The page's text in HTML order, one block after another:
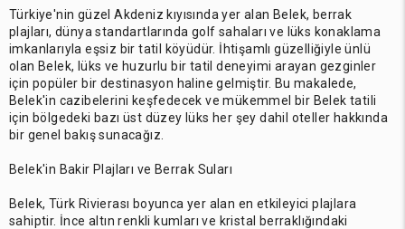
Türkiye'nin güzel Akdeniz kıyısında yer alan Belek, berrak
plajları, dünya standartlarında golf sahaları ve lüks konaklama
imkanlarıyla eşsiz bir tatil köyüdür. İhtişamlı güzelliğiyle ünlü
olan Belek, lüks ve huzurlu bir tatil deneyimi arayan gezginler
için popüler bir destinasyon haline gelmiştir. Bu makalede,
Belek'in cazibelerini keşfedecek ve mükemmel bir Belek tatili
için bölgedeki bazı üst düzey lüks her şey dahil oteller hakkında
bir genel bakış sunacağız.
Belek'in Bakir Plajları ve Berrak Suları
Belek, Türk Rivierası boyunca yer alan en etkileyici plajlara
sahiptir. İnce altın renkli kumları ve kristal berraklığındaki